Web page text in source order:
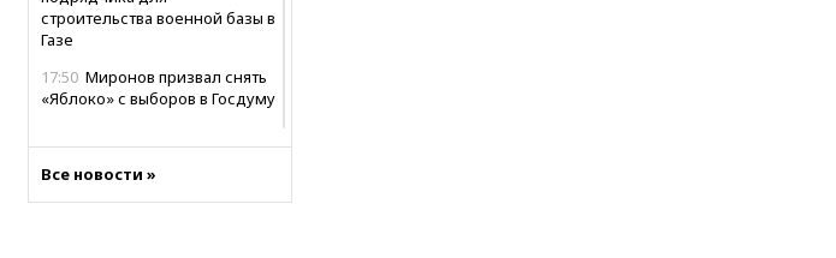
строительства военной базы в
Газе
17:50 Миронов призвал снять
«Яблоко» с выборов в Госдуму
управлении аэропортом
Шереметьево
Все новости »